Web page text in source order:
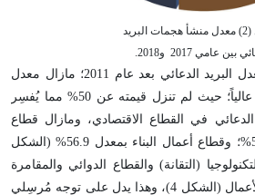
الشكل (2) معدل منشأ هجمات البريد
بين عامي 2017 و2018.
على الرغم من انخفاض معدل البريد الدعائي بعد عام 2011؛ مازال معدل
البريد الدعائي في الصناعة عالياً؛ حيث لم تنزل قيمته عن 50% مما يُفسِر
الدعائي في القطاع الاقتصادي، ومازال قطاع
التعدين متصدراً بمعدل 58.8%؛ وقطاع أعمال البناء بمعدل 56.9% (الشكل
(التقانة) والقطاع الدوائي والمقامرة
المراتب الأولى من قطاع الأعمال (الشكل 4)، وهذا يدل على توجه مُرسِلي